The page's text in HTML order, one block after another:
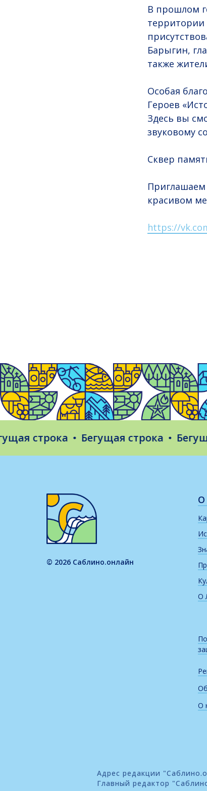
В прошлом
территории
Барыгин,
также
Особая
Героев
Здесь вы
звуковому
Сквер
Приглашаем
красивом
https://
строка Бегущая строка Бегущая
© 2026 Саблино.онлайн
О
О
Адрес редакции
Главный редактор